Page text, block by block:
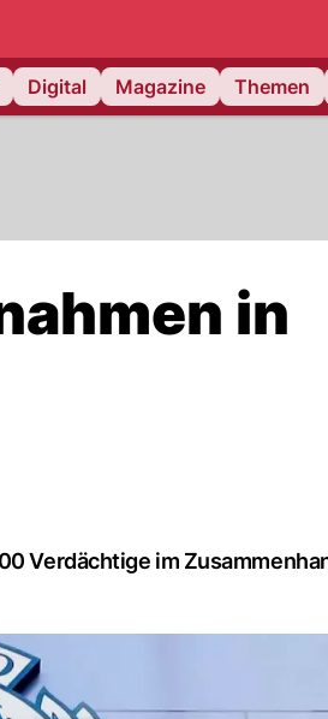
Digital Magazine Themen
in
Verdächtige im